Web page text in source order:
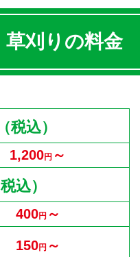
草刈りの料金
（税込）
1,200円 ～
税込）
400円～
150円～